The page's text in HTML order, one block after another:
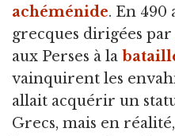
achéménide. En 490
grecques dirigées par
aux Perses à la
vainquirent les
allait acquérir un
Grecs, mais en